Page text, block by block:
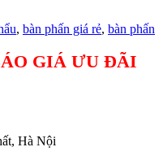
, bàn phấn giá rẻ, bàn phấn
GIÁ ƯU ĐÃI
Hà Nội